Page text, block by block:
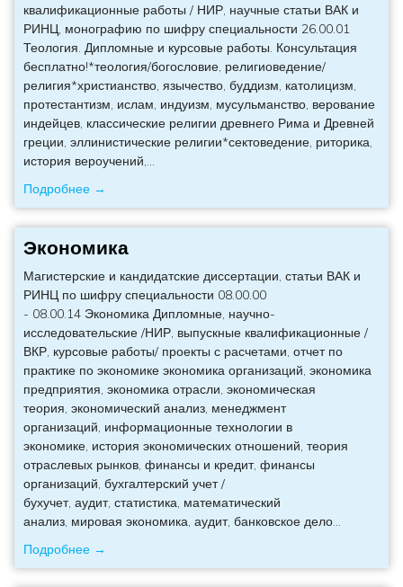
квалификационные работы / НИР, научные статьи ВАК и
РИНЦ, монографию по шифру специальности 26.00.01
Теология. Дипломные и курсовые работы. Консультация
бесплатно!*теология/богословие, религиоведение/
религия*христианство, язычество, буддизм, католицизм,
протестантизм, ислам, индуизм, мусульманство, верование
индейцев, классические религии древнего Рима и Древней
греции, эллинистические религии*сектоведение, риторика,
история вероучений,…
Подробнее →
Экономика
Магистерские и кандидатские диссертации, статьи ВАК и
РИНЦ по шифру специальности 08.00.00
- 08.00.14 Экономика Дипломные, научно-
исследовательские /НИР, выпускные квалификационные /
ВКР, курсовые работы/ проекты с расчетами, отчет по
практике по экономике экономика организаций, экономика
предприятия, экономика отрасли, экономическая
теория, экономический анализ, менеджмент
организаций, информационные технологии в
экономике, история экономических отношений, теория
отраслевых рынков, финансы и кредит, финансы
организаций, бухгалтерский учет /
бухучет, аудит, статистика, математический
анализ, мировая экономика, аудит, банковское дело…
Подробнее →